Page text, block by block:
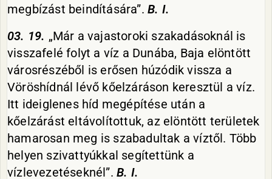
megbízást beindítására”. B. I.
03. 19. „Már a vajastoroki szakadásoknál is
visszafelé folyt a víz a Dunába, Baja elöntött
városrészéből is erősen húzódik vissza a
Vöröshídnál lévő kőelzáráson keresztül a víz.
Itt ideiglenes híd megépítése után a
kőelzárást eltávolítottuk, az elöntött területek
hamarosan meg is szabadultak a víztől. Több
helyen szivattyúkkal segítettünk a
vízlevezetéseknél”. B. I.